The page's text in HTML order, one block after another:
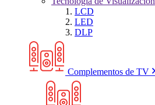
LCD
LED
DLP
Complementos de TV